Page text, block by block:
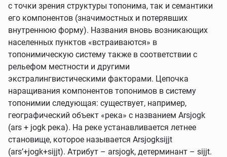
с точки зрения структуры топонима, так и семантики
его компонентов (значимостных и потерявших
внутреннюю форму). Названия вновь возникающих
населенных пунктов «встраиваются» в
топонимическую систему также в соответствии с
рельефом местности и другими
экстралингвистическими факторами. Цепочка
наращивания компонентов топонимов в систему
топонимии следующая: существует, например,
географический объект «река» с названием Arsjogk
(ars + jogk река). На реке устанавливается летнее
становище, которое называется Arsjogksijjt
(ars’+jogk+sijjt). Атрибут – arsjogk, детерминант – sijjt.